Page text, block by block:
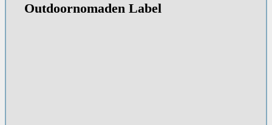
Outdoornomaden Label